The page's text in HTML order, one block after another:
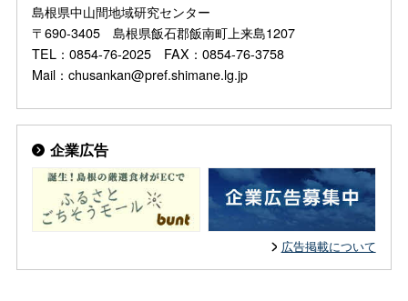
島根県中山間地域研究センター
〒690-3405 島根県飯石郡飯南町上来島1207
TEL：0854-76-2025 FAX：0854-76-3758
Mail：chusankan@pref.shimane.lg.jp
企業広告
広告掲載について